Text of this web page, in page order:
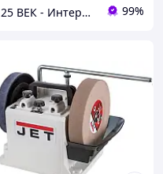
25 ВЕК - Интернет-Магазин: электрический, бензиновый, аккумуляторный инструмент и строительство. 99%